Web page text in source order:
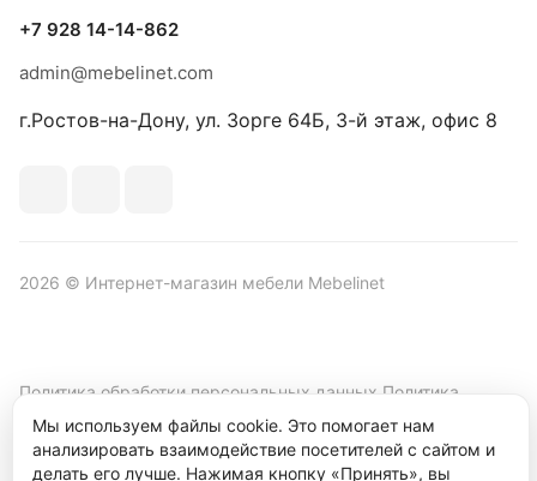
+7 928 14-14-862
admin@mebelinet.com
г.Ростов-на-Дону, ул. Зорге 64Б, 3-й этаж, офис 8
2026 © Интернет-магазин мебели Mebelinet
Политика обработки персональных данных Политика
конфиденциальности
Продвижение сайта студияРекламный контент
Мы используем файлы cookie. Это помогает нам
анализировать взаимодействие посетителей с сайтом и
делать его лучше. Нажимая кнопку «Принять», вы